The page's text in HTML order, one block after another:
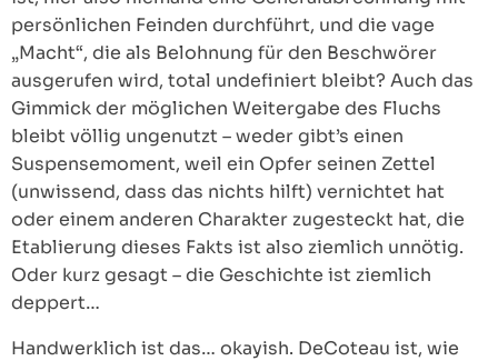
persönlichen Feinden durchführt, und die vage
„Macht“, die als Belohnung für den Beschwörer
ausgerufen wird, total undefiniert bleibt? Auch das
Gimmick der möglichen Weitergabe des Fluchs
bleibt völlig ungenutzt – weder gibt’s einen
Suspensemoment, weil ein Opfer seinen Zettel
(unwissend, dass das nichts hilft) vernichtet hat
oder einem anderen Charakter zugesteckt hat, die
Etablierung dieses Fakts ist also ziemlich unnötig.
Oder kurz gesagt – die Geschichte ist ziemlich
deppert…
Handwerklich ist das… okayish. DeCoteau ist, wie